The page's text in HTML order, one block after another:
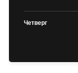
Четверг